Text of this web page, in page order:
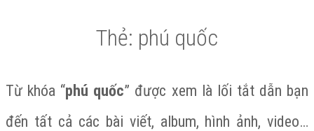
Thẻ: phú quốc
Từ khóa “phú quốc” được xem là lối tắt dẫn bạn
đến tất cả các bài viết, album, hình ảnh, video…